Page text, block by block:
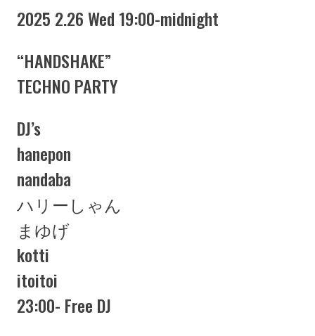
2025 2.26 Wed 19:00-midnight
“HANDSHAKE”
TECHNO PARTY
DJ’s
hanepon
nandaba
ハリーしゃん
まゆげ
kotti
itoitoi
23:00- Free DJ